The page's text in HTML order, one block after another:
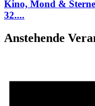
Kino, Mond &
32....
Anstehende